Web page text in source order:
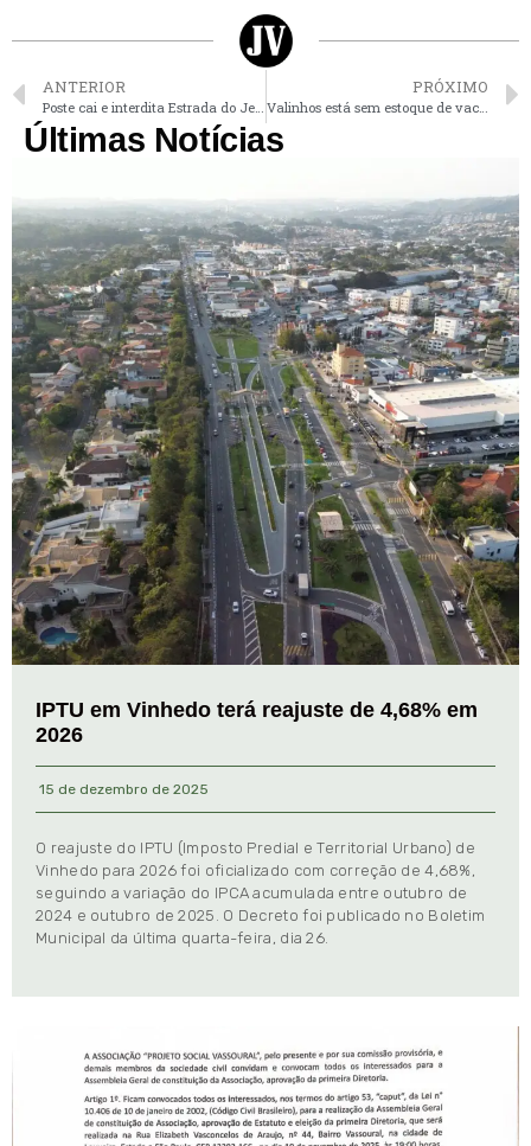
ANTERIOR PRÓXIMO
Valinhos está sem estoque de vacinas contra a covid para crianças de até 3 anos
Últimas Notícias
IPTU em Vinhedo terá reajuste de 4,68% em
2026
15 de dezembro de 2025
O reajuste do IPTU (Imposto Predial e Territorial Urbano) de
Vinhedo para 2026 foi oficializado com correção de 4,68%,
seguindo a variação do IPCA acumulada entre outubro de
2024 e outubro de 2025. O Decreto foi publicado no Boletim
Municipal da última quarta-feira, dia 26.